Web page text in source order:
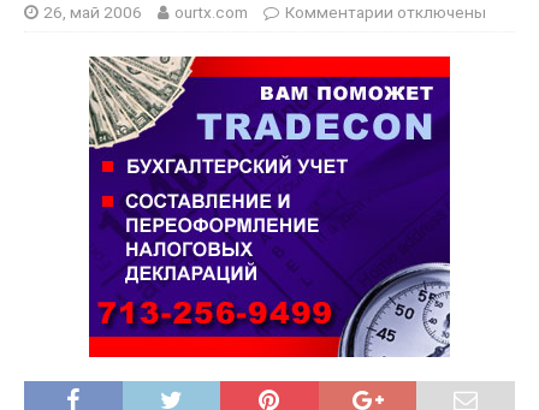
26, май 2006 ourtx.com Комментарии отключены